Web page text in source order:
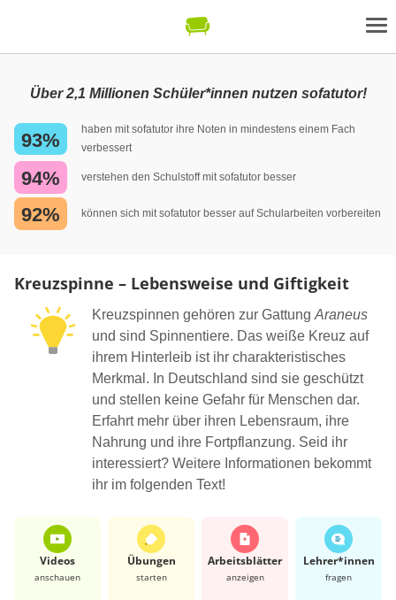
Über 2,1 Millionen Schüler*innen nutzen sofatutor!
93%
haben mit sofatutor ihre Noten in mindestens einem Fach
verbessert
94% verstehen den Schulstoff mit sofatutor besser
92% können sich mit sofatutor besser auf Schularbeiten vorbereiten
Kreuzspinne – Lebensweise und Giftigkeit
Kreuzspinnen gehören zur Gattung Araneus
und sind Spinnentiere. Das weiße Kreuz auf
ihrem Hinterleib ist ihr charakteristisches
Merkmal. In Deutschland sind sie geschützt
und stellen keine Gefahr für Menschen dar.
Erfahrt mehr über ihren Lebensraum, ihre
Nahrung und ihre Fortpflanzung. Seid ihr
interessiert? Weitere Informationen bekommt
ihr im folgenden Text!
Videos
anschauen
Übungen
starten
Arbeits­blätter
anzeigen
Lehrer*​innen
fragen